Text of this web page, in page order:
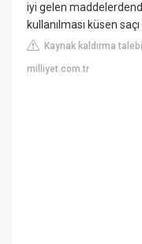
iyi gelen
kullanılması küsen
Kaynak kaldırma talebi
milliyet.com.tr